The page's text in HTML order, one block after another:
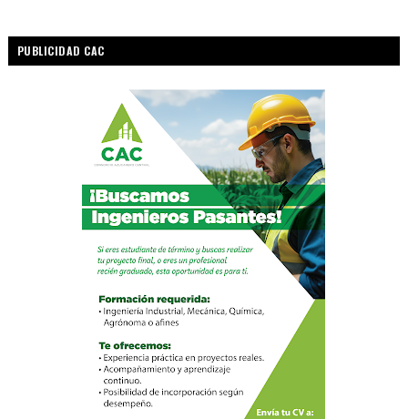
PUBLICIDAD CAC